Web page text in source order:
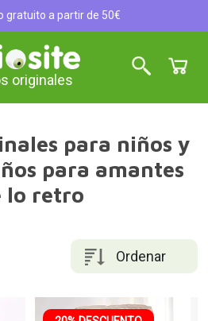
gratuito a partir de 50€
originales
para niños y
para amantes
lo retro
Ordenar